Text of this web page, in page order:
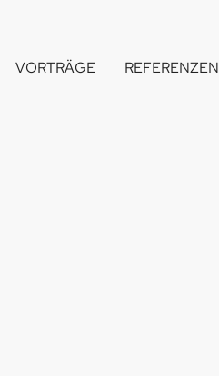
VORTRÄGE REFERENZEN